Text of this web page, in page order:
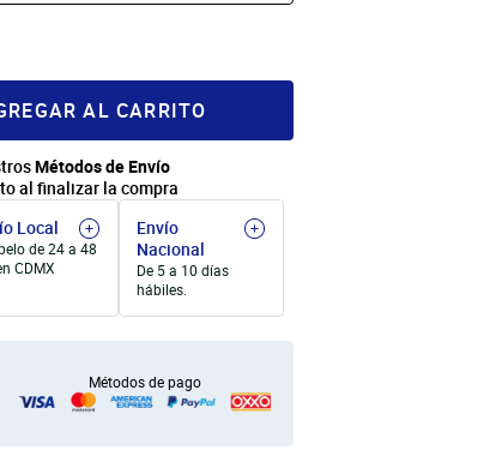
AL CARRITO
Métodos de Envío
al finalizar la compra
Local
de 24 a 48
CDMX
Envío
Nacional
De 5 a 10 días
hábiles.
Métodos de pago